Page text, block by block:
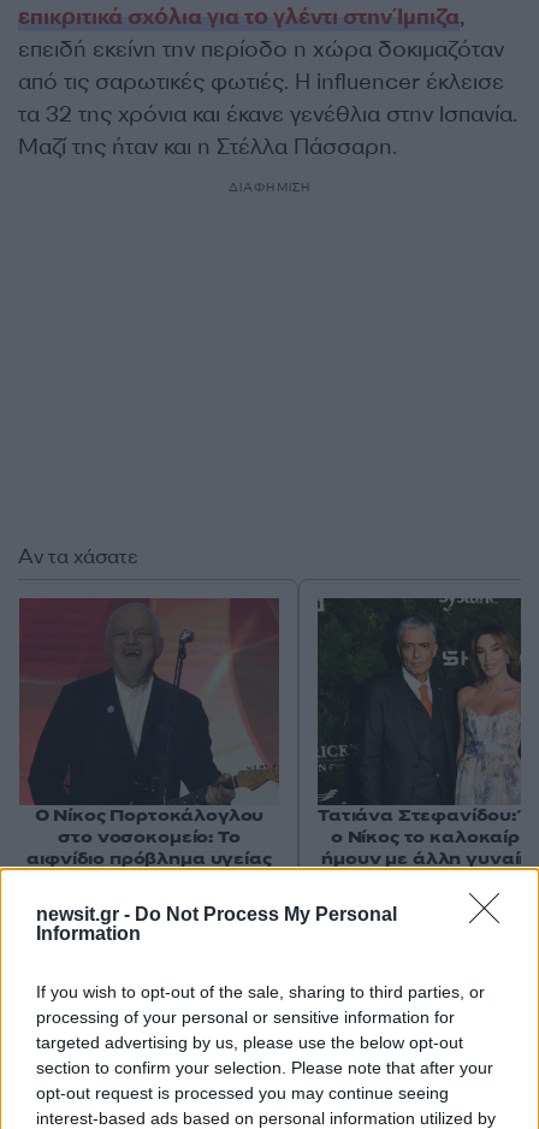
newsit.gr - Do Not Process My Personal
Information
If you wish to opt-out of the sale, sharing to third parties, or
processing of your personal or sensitive information for
targeted advertising by us, please use the below opt-out
section to confirm your selection. Please note that after your
opt-out request is processed you may continue seeing
interest-based ads based on personal information utilized by
επικριτικά σχόλια για το γλέντι στην Ίμπιζα,
επειδή εκείνη την περίοδο η χώρα δοκιμαζόταν
από τις σαρωτικές φωτιές. Η influencer έκλεισε
τα 32 της χρόνια και έκανε γενέθλια στην Ισπανία.
Μαζί της ήταν και η Στέλλα Πάσσαρη.
ΔΙΑΦΗΜΙΣΗ
Σχόλια
Σχολίασε εδώ
Αν τα χάσατε
Ο Νίκος Πορτοκάλογλου
στο νοσοκομείο: Το
αιφνίδιο πρόβλημα υγείας
Τατιάνα Στεφανίδου:
ο Νίκος το καλοκαίρι
ήμουν με άλλη